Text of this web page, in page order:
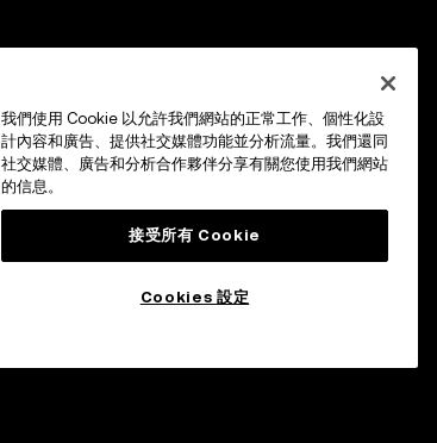
我們使用 Cookie 以允許我們網站的正常工作、個性化設
計內容和廣告、提供社交媒體功能並分析流量。我們還同
社交媒體、廣告和分析合作夥伴分享有關您使用我們網站
的信息。
接受所有 Cookie
Cookies 設定